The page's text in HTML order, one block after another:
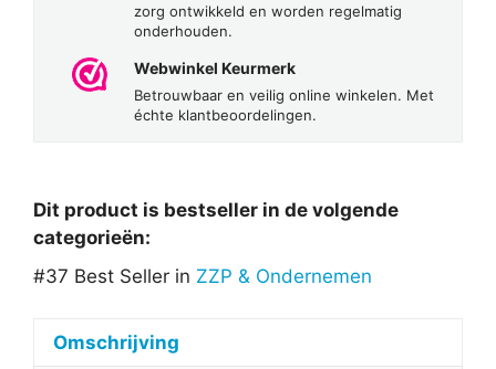
zorg ontwikkeld en worden regelmatig
onderhouden.
Webwinkel Keurmerk
Betrouwbaar en veilig online winkelen. Met
échte klantbeoordelingen.
Dit product is bestseller in de volgende
categorieën:
#37 Best Seller in ZZP & Ondernemen
Omschrijving